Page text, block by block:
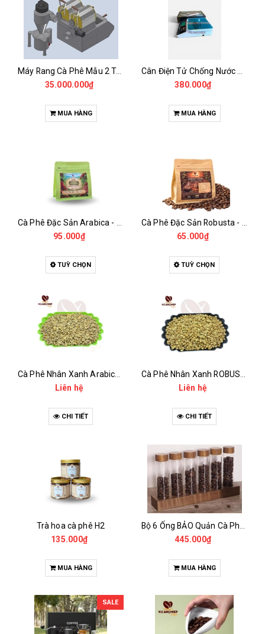
Máy Rang Cà Phê Mẫu 2 Trống Rang (500+500gr)
35.000.000₫
MUA HÀNG
380.000₫
MUA HÀNG
95.000₫
TUỲ CHỌN
65.000₫
TUỲ CHỌN
Liên hệ
CHI TIẾT
Liên hệ
CHI TIẾT
Trà hoa cà phê H2
135.000₫
MUA HÀNG
445.000₫
MUA HÀNG
SALE